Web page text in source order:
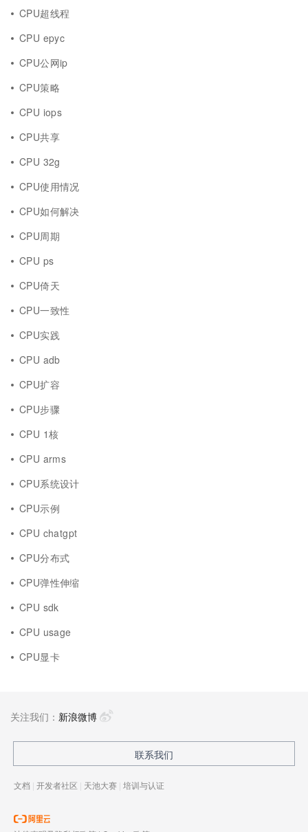
CPU超线程
CPU epyc
CPU公网ip
CPU策略
CPU iops
CPU共享
CPU 32g
CPU使用情况
CPU如何解决
CPU周期
CPU ps
CPU倚天
CPU一致性
CPU实践
CPU adb
CPU扩容
CPU步骤
CPU 1核
CPU arms
CPU系统设计
CPU示例
CPU chatgpt
CPU分布式
CPU弹性伸缩
CPU sdk
CPU usage
CPU显卡
关注我们： 新浪微博
联系我们
文档 | 开发者社区 | 天池大赛 | 培训与认证